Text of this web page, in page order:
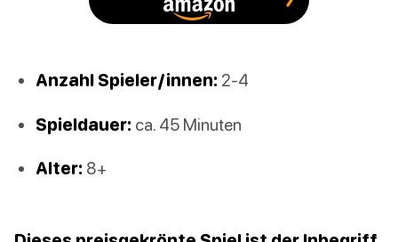
Anzahl Spieler/innen: 2-4
Spieldauer: ca. 45 Minuten
Alter: 8+